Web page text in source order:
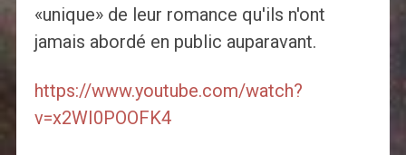
«unique» de leur romance qu'ils n'ont
jamais abordé en public auparavant.
https://www.youtube.com/watch?
v=x2WI0POOFK4